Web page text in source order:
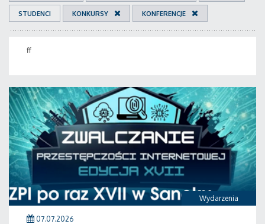
STUDENCI KONKURSY KONFERENCJE
ff
Wydarzenia
07.07.2026